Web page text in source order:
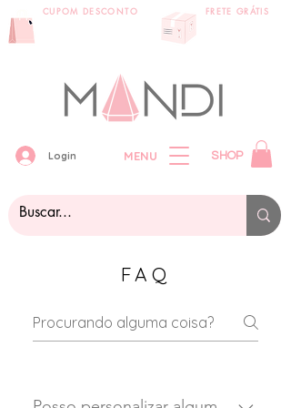
CUPOM DESCONTO FRETE GRÁTIS
Login MENU SHOP
FAQ